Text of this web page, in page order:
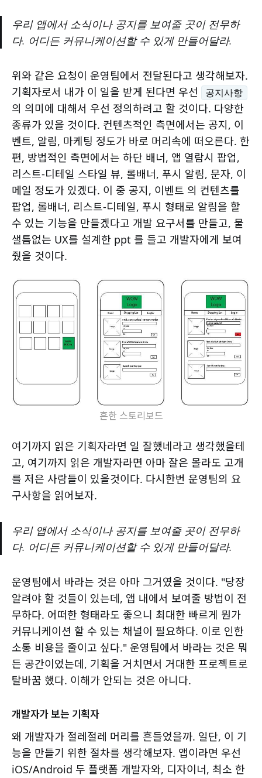
우리 앱에서 소식이나 공지를 보여줄 곳이 전무하
다. 어디든 커뮤니케이션할 수 있게 만들어달라.
위와 같은 요청이 운영팀에서 전달된다고 생각해보자.
기획자로서 내가 이 일을 받게 된다면 우선
공지사항
의 의미에 대해서 우선 정의하려고 할 것이다. 다양한
종류가 있을 것이다. 컨텐츠적인 측면에서는 공지, 이
벤트, 알림, 마케팅 정도가 바로 머리속에 떠오른다. 한
편, 방법적인 측면에서는 하단 배너, 앱 열람시 팝업,
리스트-디테일 스타일 뷰, 롤배너, 푸시 알림, 문자, 이
메일 정도가 있겠다. 이 중 공지, 이벤트 의 컨텐츠를
팝업, 롤배너, 리스트-디테일, 푸시 형태로 알림을 할
수 있는 기능을 만들겠다고 개발 요구서를 만들고, 물
샐틈없는 UX를 설계한 ppt 를 들고 개발자에게 보여
줬을 것이다.
흔한 스토리보드
여기까지 읽은 기획자라면 일 잘했네라고 생각했을테
고, 여기까지 읽은 개발자라면 아마 잘은 몰라도 고개
를 저은 사람들이 있을것이다. 다시한번 운영팀의 요
구사항을 읽어보자.
우리 앱에서 소식이나 공지를 보여줄 곳이 전무하
다. 어디든 커뮤니케이션할 수 있게 만들어달라.
운영팀에서 바라는 것은 아마 그거였을 것이다. "당장
알려야 할 것들이 있는데, 앱 내에서 보여줄 방법이 전
무하다. 어떠한 형태라도 좋으니 최대한 빠르게 뭔가
커뮤니케이션 할 수 있는 채널이 필요하다. 이로 인한
소통 비용을 줄이고 싶다." 운영팀에서 바라는 것은 뭐
든 공간이었는데, 기획을 거치면서 거대한 프로젝트로
탈바꿈 했다. 이해가 안되는 것은 아니다.
개발자가 보는 기획자
왜 개발자가 절레절레 머리를 흔들었을까. 일단, 이 기
능을 만들기 위한 절차를 생각해보자. 앱이라면 우선
iOS/Android 두 플랫폼 개발자와, 디자이너, 최소 한